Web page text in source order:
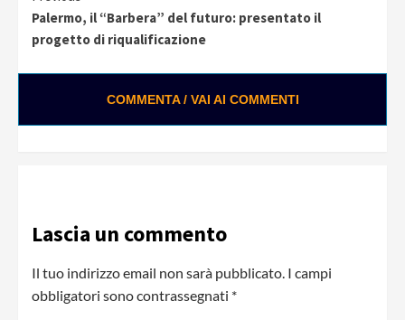
Reading
Palermo, il “Barbera” del futuro: presentato il
progetto di riqualificazione
COMMENTA / VAI AI COMMENTI
0:01 / 0:28
Lascia un commento
Il tuo indirizzo email non sarà pubblicato. I campi
obbligatori sono contrassegnati *